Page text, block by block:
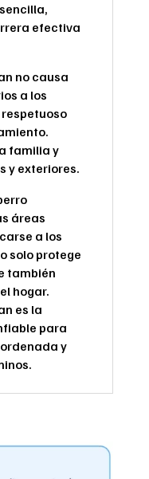
efectiva
no causa
a los
familia y
y exteriores.
áreas
a los
solo protege
también
hogar.
es la
para
y